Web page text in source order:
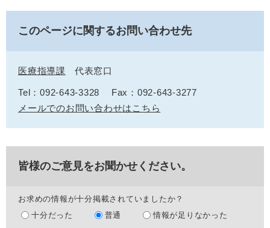
このページに関するお問い合わせ先
医療指導課 代表窓口
Tel：092-643-3328
Fax：092-643-3277
メールでのお問い合わせはこちら
皆様のご意見をお聞かせください。
お求めの情報が十分掲載されていましたか？
十分だった
普通 情報が足りなかった